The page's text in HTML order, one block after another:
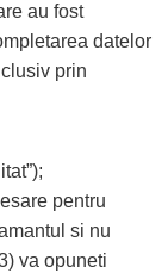
au fost
datelor
prin
pentru
si nu
va opuneti